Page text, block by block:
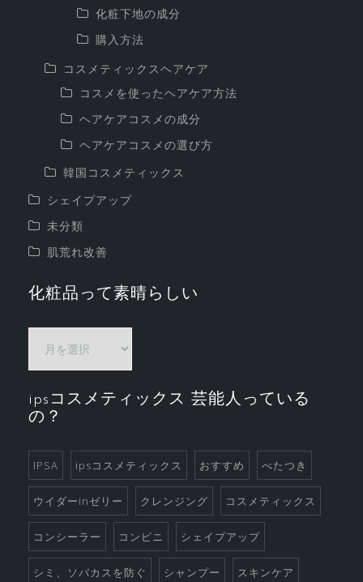
化粧下地の成分
購入方法
コスメティックスヘアケア
コスメを使ったヘアケア方法
ヘアケアコスメの成分
ヘアケアコスメの選び方
韓国コスメティックス
シェイプアップ
未分類
肌荒れ改善
化粧品って素晴らしい
っ
て
晴
ら
し
い
ipsコスメティックス 芸能人っている
の？
IPSA ipsコスメティックス おすすめ べたつき
ウイダーinゼリー クレンジング コスメティックス
コンシーラー コンビニ シェイプアップ
シミ、ソバカスを防ぐ シャンプー スキンケア